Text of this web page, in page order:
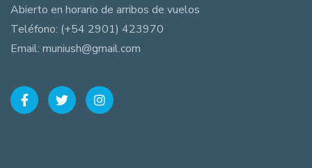
Abierto en horario de arribos de vuelos
Teléfono: (+54 2901) 423970
Email: muniush@gmail.com